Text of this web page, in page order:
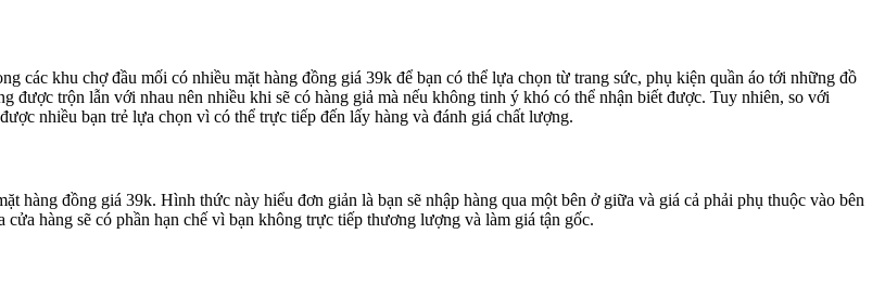
các khu chợ đầu mối có nhiều mặt hàng đồng giá 39k để bạn có thể lựa chọn từ trang sức, phụ kiện quần áo tới những đồ
được trộn lẫn với nhau nên nhiều khi sẽ có hàng giả mà nếu không tinh ý khó có thể nhận biết được. Tuy nhiên, so với
nhiều bạn trẻ lựa chọn vì có thể trực tiếp đến lấy hàng và đánh giá chất lượng.
hàng đồng giá 39k. Hình thức này hiểu đơn giản là bạn sẽ nhập hàng qua một bên ở giữa và giá cả phải phụ thuộc vào bên
hàng sẽ có phần hạn chế vì bạn không trực tiếp thương lượng và làm giá tận gốc.